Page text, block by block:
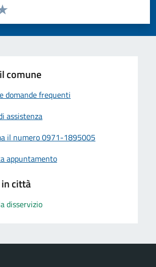
la pagina
5 stelle su 5
4 stelle su 5
su 5
su 5
5
comune
domande frequenti
assistenza
il numero 0971-1895005
appuntamento
città
disservizio